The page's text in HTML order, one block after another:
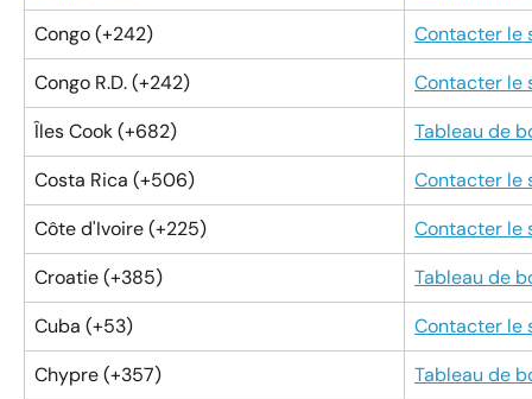
Congo (+242)
Contacter le
Congo R.D. (+242)
Contacter le
Îles Cook (+682)
Tableau de
Costa Rica (+506)
Contacter le
Côte d'Ivoire (+225)
Contacter le
Croatie (+385)
Tableau de
Cuba (+53)
Contacter le
Chypre (+357)
Tableau de